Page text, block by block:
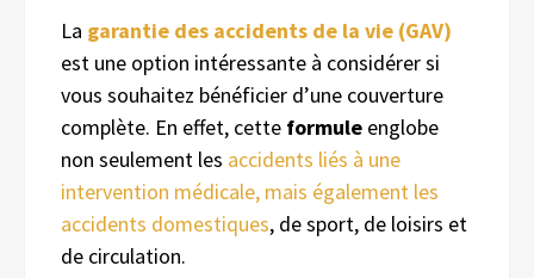
La garantie des accidents de la vie (GAV)
est une option intéressante à considérer si
vous souhaitez bénéficier d’une couverture
complète. En effet, cette formule englobe
non seulement les accidents liés à une
intervention médicale, mais également les
accidents domestiques, de sport, de loisirs et
de circulation.